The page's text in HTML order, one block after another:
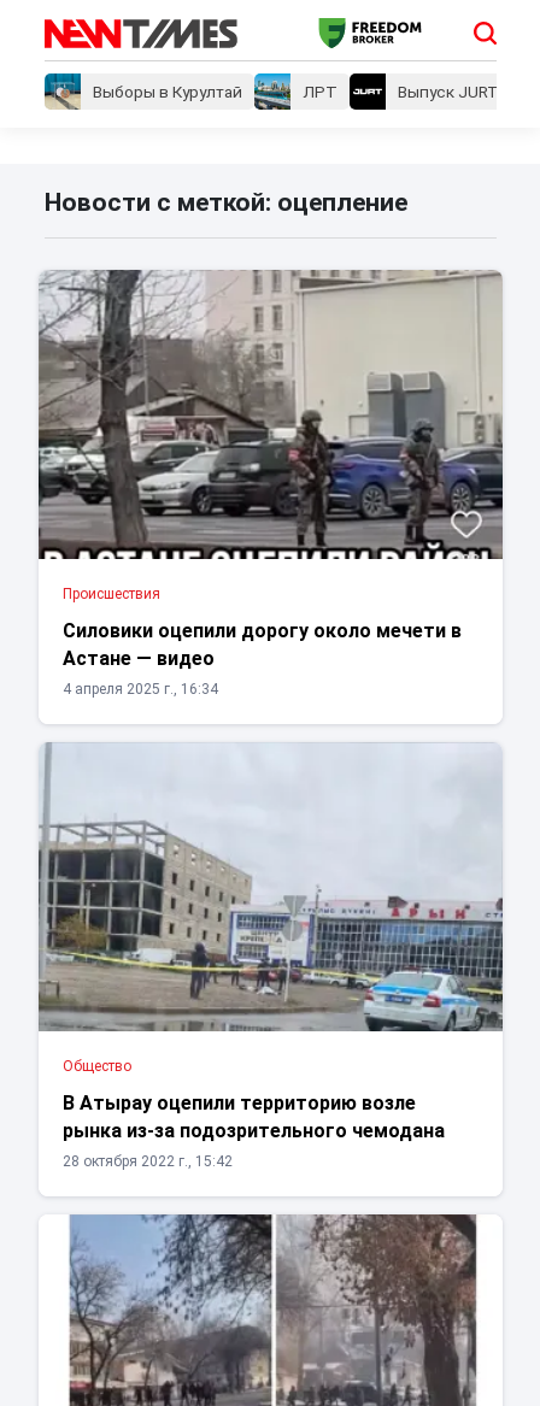
Выборы в Курултай ЛРТ Выпуск JURT
Новости с меткой: оцепление
Проиcшествия
Силовики оцепили дорогу около мечети в
Астане — видео
4 апреля 2025 г., 16:34
Общество
В Атырау оцепили территорию возле
рынка из-за подозрительного чемодана
28 октября 2022 г., 15:42